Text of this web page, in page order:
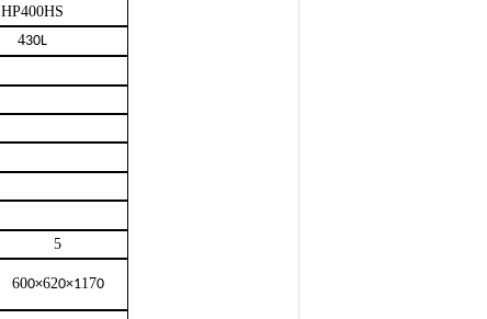
HP400HS
430L
5
600×620×1170